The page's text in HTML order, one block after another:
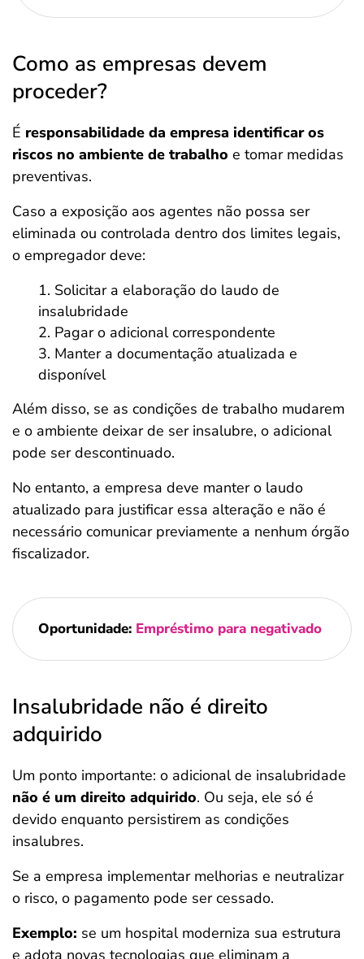
Como as empresas devem
proceder?
É responsabilidade da empresa identificar os
riscos no ambiente de trabalho e tomar medidas
preventivas.
Caso a exposição aos agentes não possa ser
eliminada ou controlada dentro dos limites legais,
o empregador deve:
Solicitar a elaboração do laudo de
insalubridade
Pagar o adicional correspondente
Manter a documentação atualizada e
disponível
Além disso, se as condições de trabalho mudarem
e o ambiente deixar de ser insalubre, o adicional
pode ser descontinuado.
No entanto, a empresa deve manter o laudo
atualizado para justificar essa alteração e não é
necessário comunicar previamente a nenhum órgão
fiscalizador.
Oportunidade: Empréstimo para negativado
Insalubridade não é direito
adquirido
Um ponto importante: o adicional de insalubridade
não é um direito adquirido. Ou seja, ele só é
devido enquanto persistirem as condições
insalubres.
Se a empresa implementar melhorias e neutralizar
o risco, o pagamento pode ser cessado.
Exemplo: se um hospital moderniza sua estrutura
e adota novas tecnologias que eliminam a